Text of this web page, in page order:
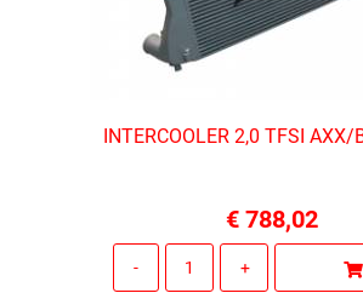
INTERCOOLER 2,0 TFSI
€ 788,02